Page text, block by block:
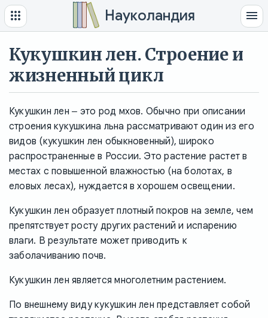
Науколандия
Кукушкин лен. Строение и
жизненный цикл
Кукушкин лен ‒ это род мхов. Обычно при описании
строения кукушкина льна рассматривают один из его
видов (кукушкин лен обыкновенный), широко
распространенные в России. Это растение растет в
местах с повышенной влажностью (на болотах, в
еловых лесах), нуждается в хорошем освещении.
Кукушкин лен образует плотный покров на земле, чем
препятствует росту других растений и испарению
влаги. В результате может приводить к
заболачиванию почв.
Кукушкин лен является многолетним растением.
По внешнему виду кукушкин лен представляет собой